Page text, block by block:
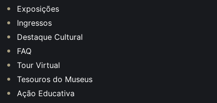
Exposições
Ingressos
Destaque Cultural
FAQ
Tour Virtual
Tesouros do Museus
Ação Educativa